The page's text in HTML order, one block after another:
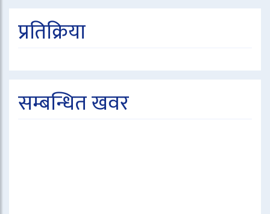
प्रतिक्रिया
सम्बन्धित खवर